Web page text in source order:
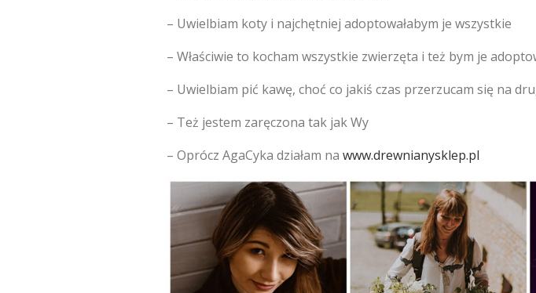
– Uwielbiam koty i najchętniej adoptowałabym je wszystkie
– Właściwie to kocham wszystkie zwierzęta i też bym je
– Uwielbiam pić kawę, choć co jakiś czas przerzucam się na
– Też jestem zaręczona tak jak Wy
– Oprócz AgaCyka działam na www.drewnianysklep.pl